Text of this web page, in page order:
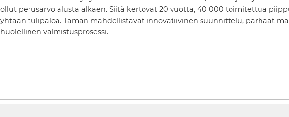
ollut perusarvo alusta alkaen. Siitä kertovat 20 vuotta, 40 000 toimitettua
yhtään tulipaloa. Tämän mahdollistavat innovatiivinen suunnittelu, parhaat
huolellinen valmistusprosessi.